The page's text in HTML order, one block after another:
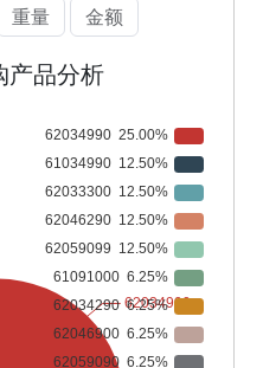
重量 金额
产品分析